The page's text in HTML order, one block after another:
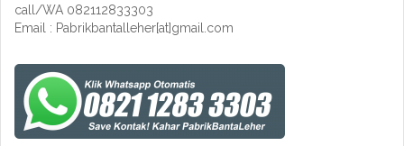
call/WA 082112833303
Email : Pabrikbantalleher[at]gmail.com